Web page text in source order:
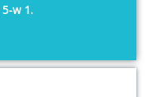
RSV/Adv
w 1.